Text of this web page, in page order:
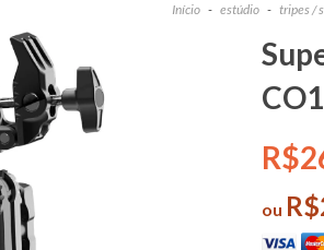
Início - estúdio - tripes /
ou